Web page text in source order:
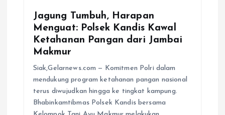
Jagung Tumbuh, Harapan
Menguat: Polsek Kandis Kawal
Ketahanan Pangan dari Jambai
Makmur
Siak,Gelarnews.com — Komitmen Polri dalam
mendukung program ketahanan pangan nasional
terus diwujudkan hingga ke tingkat kampung.
Bhabinkamtibmas Polsek Kandis bersama